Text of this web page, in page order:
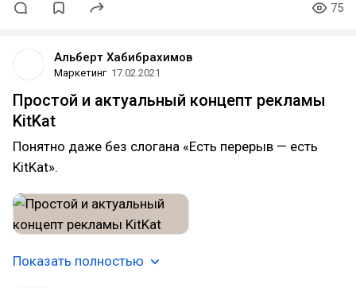
75
Альберт Хабибрахимов
Маркетинг 17.02.2021
Простой и актуальный концепт рекламы
KitKat
Понятно даже без слогана «Есть перерыв — есть
KitKat».
Показать полностью